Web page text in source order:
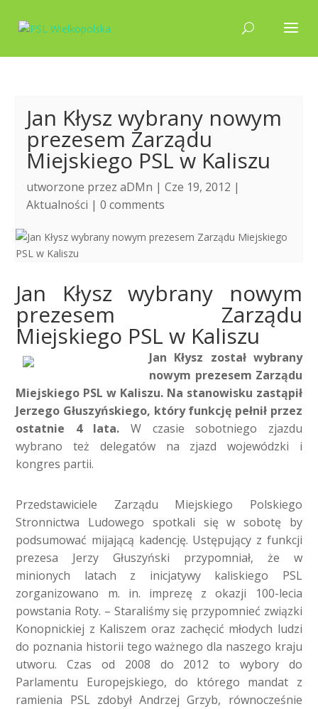
Jan Kłysz wybrany nowym
prezesem Zarządu
Miejskiego PSL w Kaliszu
utworzone przezaDMn | Cze 19, 2012 |
Aktualności |0 comments
Jan Kłysz wybrany nowym
prezesem Zarządu
Miejskiego PSL w Kaliszu
Jan Kłysz został wybrany
nowym prezesem Zarządu
Miejskiego PSL w Kaliszu. Na stanowisku zastąpił
Jerzego Głuszyńskiego, który funkcję pełnił przez
ostatnie 4 lata. W czasie sobotniego zjazdu
wybrano też delegatów na zjazd wojewódzki i
kongres partii.
Przedstawiciele Zarządu Miejskiego Polskiego
Stronnictwa Ludowego spotkali się w sobotę by
podsumować mijającą kadencję. Ustępujący z funkcji
prezesa Jerzy Głuszyński przypomniał, że w
minionych latach z inicjatywy kaliskiego PSL
zorganizowano m. in. imprezę z okazji 100-lecia
powstania Roty. – Staraliśmy się przypomnieć związki
Konopnickiej z Kaliszem oraz zachęcić młodych ludzi
do poznania historii tego ważnego dla naszego kraju
utworu. Czas od 2008 do 2012 to wybory do
Parlamentu Europejskiego, do którego mandat z
ramienia PSL zdobył Andrzej Grzyb, równocześnie